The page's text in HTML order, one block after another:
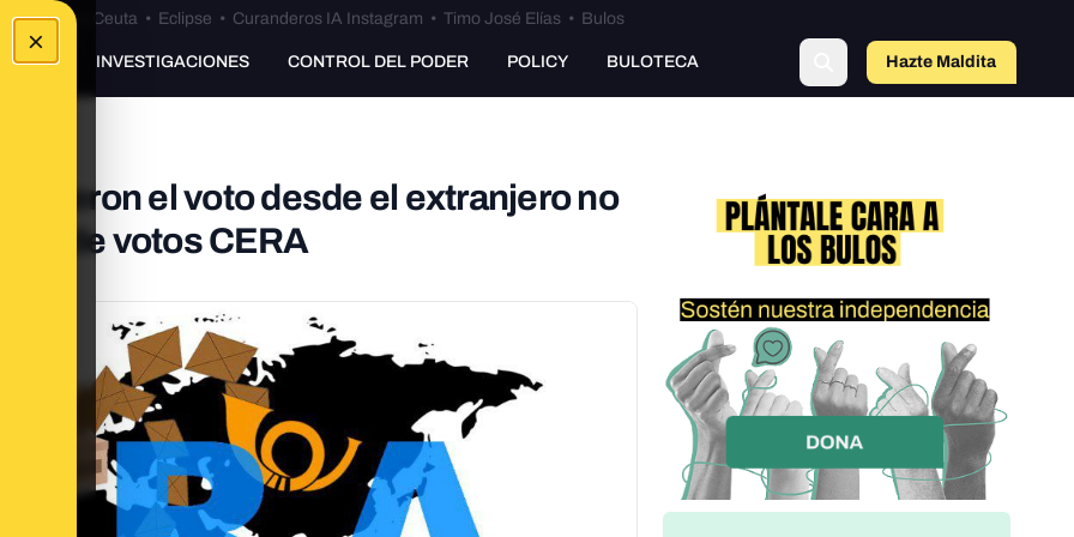
×
•Bulos Ceuta • Eclipse • Curanderos IA Instagram • Timo José Elías • Bulos
INVESTIGACIONES CONTROL DEL PODER POLICY BULOTECA Hazte Maldita
pidieron el voto desde el extranjero no
de votos CERA